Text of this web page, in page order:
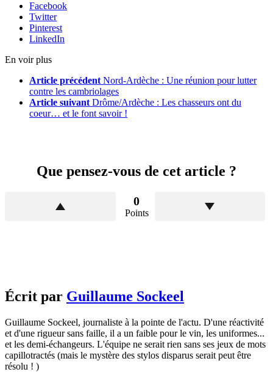
Facebook
Twitter
Pinterest
LinkedIn
En voir plus
Article précédent Nord-Ardèche : Une réunion pour lutter
contre les cambriolages
Article suivant Drôme/Ardèche : Les chasseurs ont du
coeur… et le font savoir !
Que pensez-vous de cet article ?
0
Points
Écrit par Guillaume Sockeel
Guillaume Sockeel, journaliste à la pointe de l'actu. D'une réactivité
et d'une rigueur sans faille, il a un faible pour le vin, les uniformes...
et les demi-échangeurs. L'équipe ne serait rien sans ses jeux de mots
capillotractés (mais le mystère des stylos disparus serait peut être
résolu ! )